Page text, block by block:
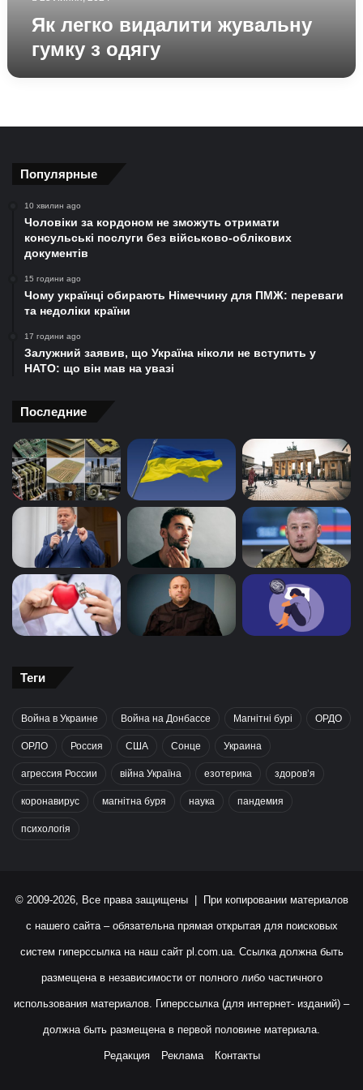
Як легко видалити жувальну
гумку з одягу
Популярные
10 хвилин ago
Чоловіки за кордоном не зможуть отримати
консульські послуги без військово-облікових
документів
15 години ago
Чому українці обирають Німеччину для ПМЖ: переваги
та недоліки країни
17 години ago
Залужний заявив, що Україна ніколи не вступить у
НАТО: що він мав на увазі
Последние
Теги
Война в Украине Война на Донбассе Магнітні бурі ОРДО
ОРЛО Россия США Сонце Украина
агрессия России війна Україна езотерика здоров’я
коронавирус магнітна буря наука пандемия
психологія
© 2009-2026, Все права защищены | При копировании материалов
с нашего сайта – обязательна прямая открытая для поисковых
систем гиперссылка на наш сайт pl.com.ua. Ссылка должна быть
размещена в независимости от полного либо частичного
использования материалов. Гиперссылка (для интернет- изданий) –
должна быть размещена в первой половине материала.
Редакция Реклама Контакты